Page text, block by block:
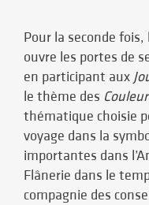
Pour la seconde
ouvre les portes de
en participant aux
le thème des
thématique choisie
voyage dans la
importantes dans
Flânerie dans le
compagnie des